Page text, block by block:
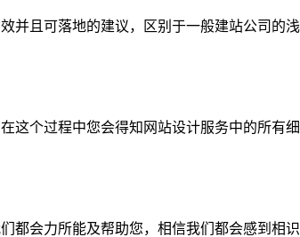
并且可落地的建议，区别于一般建站公司的
这个过程中您会得知网站设计服务中的所有
都会力所能及帮助您，相信我们都会感到相